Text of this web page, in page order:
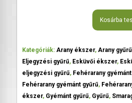
Kosárba
Kategóriák: Arany ékszer, Arany gyűrű
Eljegyzési gyűrű, Esküvői ékszer,
eljegyzési gyűrű, Fehérarany
Fehérarany gyémánt gyűrű,
ékszer, Gyémánt gyűrű, Gyűrű,